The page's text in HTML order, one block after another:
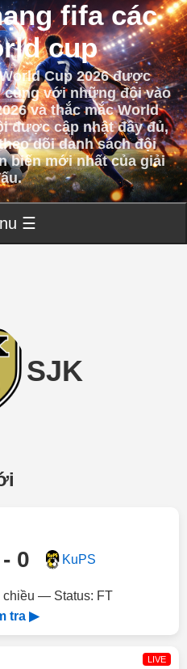
fifa các
cup
Cup 2026 được
với những đội vào
và thắc mắc World
được cập nhật đầy đủ,
dõi danh sách đội
biến mới nhất của giải
☰
SJK
0 KuPS
chiều — Status: FT
tra ▶
LIVE